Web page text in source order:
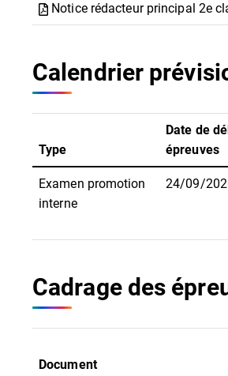
Notice rédacteur principal 2e
Calendrier
Type
Date de
épreuves
Examen promotion
interne
24/09/
Cadrage des
Document